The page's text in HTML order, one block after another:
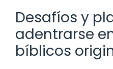
Desafíos y
adentrarse
bíblicos